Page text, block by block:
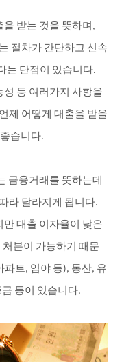
을 받는 것을 뜻하며 ,
절차가 간단하고 신속
는 단점이 있습니다.
성 등 여러가지 사항을
언제 어떻게 대출을 받을
좋습니다.
금융거래를 뜻하는데
따라 달라지게 됩니다.
만대출 이자율이
낮은
처분이 가능하기
때문
파트 , 임야 등), 동산, 유
등이 있습니다.